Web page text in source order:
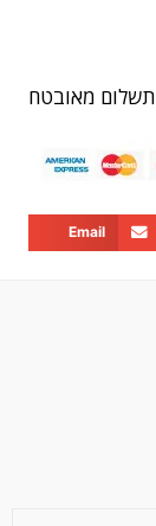
תשלום מאובטח
Email